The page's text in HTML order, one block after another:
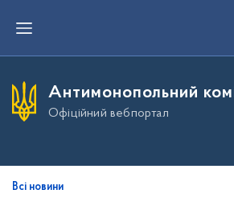
е
и
д
в
Антимонопольний
Офіційний вебпортал
Всі новини